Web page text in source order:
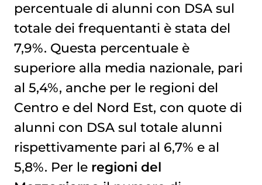
percentuale di alunni con DSA sul
totale dei frequentanti è stata del
7,9%. Questa percentuale è
superiore alla media nazionale, pari
al 5,4%, anche per le regioni del
Centro e del Nord Est, con quote di
alunni con DSA sul totale alunni
rispettivamente pari al 6,7% e al
5,8%. Per le regioni del